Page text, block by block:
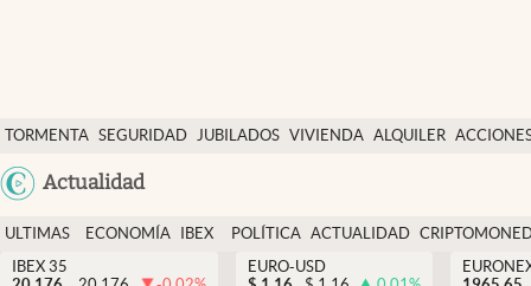
TORMENTA SEGURIDAD JUBILADOS VIVIENDA ALQUILER
Actualidad
Economía y finanzas
Política
Actualidad
Criptomonedas
ULTIMAS
NOTICIAS
ECONOMÍA
IBEX
POLÍTICA ACTUALIDAD
IBEX 35
EURO-USD